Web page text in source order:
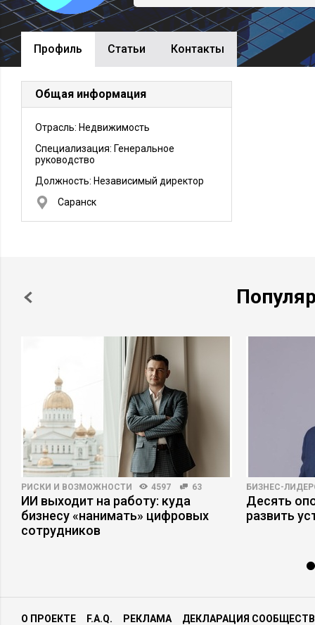
Профиль Cтатьи Контакты
Общая информация
Отрасль: Недвижимость
Специализация: Генеральное
руководство
Должность: Независимый директор
Саранск
РИСКИ И ВОЗМОЖНОСТИ 4597 63
ИИ выходит на работу: куда
бизнесу «нанимать» цифровых
сотрудников
БИЗНЕС-
Десять
развить
О ПРОЕКТЕ F.A.Q. РЕКЛАМА ДЕКЛАРАЦИЯ